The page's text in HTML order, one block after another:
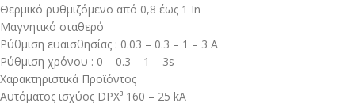
Θερμικό ρυθμιζόμενο από 0,8 έως 1 In
Μαγνητικό σταθερό
Ρύθμιση ευαισθησίας : 0.03 – 0.3 – 1 – 3 A
Ρύθμιση χρόνου : 0 – 0.3 – 1 – 3s
Χαρακτηριστικά Προϊόντος
Αυτόματος ισχύος DPX³ 160 – 25 kA